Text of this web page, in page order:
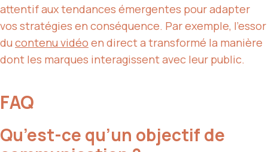
attentif aux tendances émergentes pour adapter
vos stratégies en conséquence. Par exemple, l’essor
du contenu vidéo en direct a transformé la manière
dont les marques interagissent avec leur public.
FAQ
Qu’est-ce qu’un objectif de